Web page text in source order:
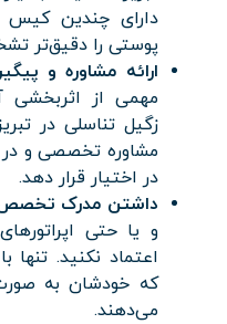
دارای چندین کیس
پوستی را دقیق‌تر
ارائه مشاوره و
مهمی از اثربخشی
زگیل تناسلی در
مشاوره تخصصی و در
در اختیار قرار دهد.
داشتن مدرک
و یا حتی
اعتماد نکنید. تنها
که خودشان به
می‌دهند.